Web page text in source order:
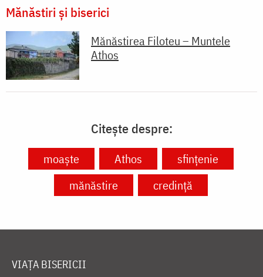
Mănăstiri și biserici
Mănăstirea Filoteu – Muntele
Athos
Citește despre:
moaște Athos
sfințenie
mănăstire
credință
VIAȚA BISERICII